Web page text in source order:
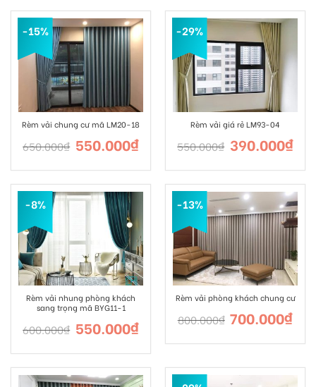
-15%
Rèm vải chung cư mã LM20-18
650.000₫ 550.000₫
-29%
Rèm vải giá rẻ LM93-04
550.000₫ 390.000₫
-8%
Rèm vải nhung phòng khách
sang trọng mã BYG11-1
600.000₫ 550.000₫
-13%
Rèm vải phòng khách chung cư
800.000₫ 700.000₫